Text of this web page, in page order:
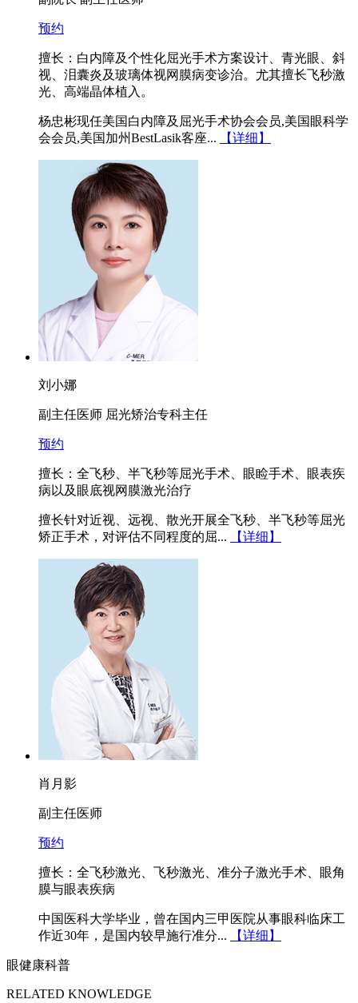
预约
擅长：白内障及个性化屈光手术方案设计、青光眼、斜
视、泪囊炎及玻璃体视网膜病变诊治。尤其擅长飞秒激
光、高端晶体植入。
杨忠彬现任美国白内障及屈光手术协会会员,美国眼科学
会会员,美国加州BestLasik客座...
【详细】
刘小娜
副主任医师 屈光矫治专科主任
预约
擅长：全飞秒、半飞秒等屈光手术、眼睑手术、眼表疾
病以及眼底视网膜激光治疗
擅长针对近视、远视、散光开展全飞秒、半飞秒等屈光
矫正手术，对评估不同程度的屈...
【详细】
肖月影
副主任医师
预约
擅长：全飞秒激光、飞秒激光、准分子激光手术、眼角
膜与眼表疾病
中国医科大学毕业，曾在国内三甲医院从事眼科临床工
作近30年，是国内较早施行准分...
【详细】
眼健康科普
RELATED KNOWLEDGE